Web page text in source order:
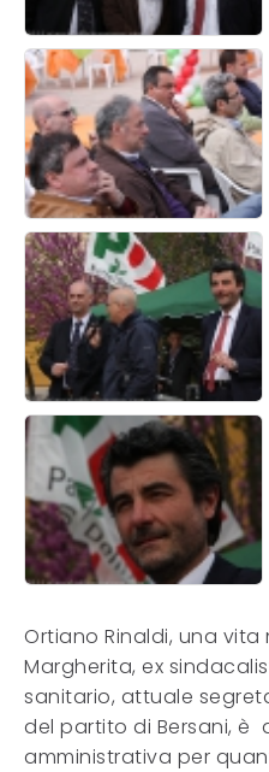
Ortiano Rinaldi, una vita
Margherita, ex
sanitario, attuale
del partito di Bersani, è
amministrativa per